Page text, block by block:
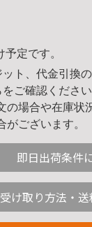
定です。
ト、代金引換
をご確認ください
場合や在庫状
がございます。
即日出荷条件
受け取り方法・